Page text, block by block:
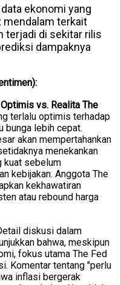
ekonomi yang
mendalam terkait
terjadi di sekitar rilis
dampaknya
vs. Realita The
terlalu optimis terhadap
bunga lebih cepat.
akan mempertahankan
menekankan
kuat sebelum
kebijakan. Anggota The
kekhawatiran
atau rebound harga
diskusi dalam
bahwa, meskipun
fokus utama The Fed
Komentar tentang "perlu
inflasi bergerak